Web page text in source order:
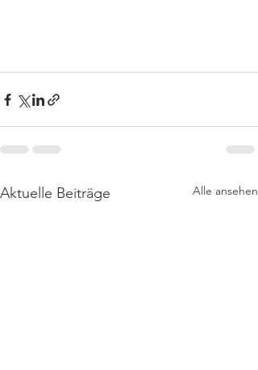
Aktuelle Beiträge Alle ansehen